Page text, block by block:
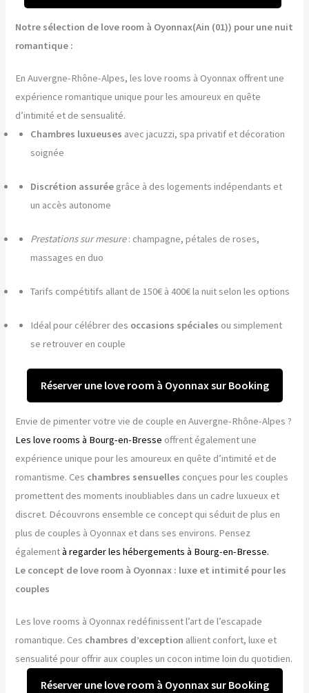
Notre sélection de love room à Oyonnax(Ain (01)) pour une nuit
romantique :
En Auvergne-Rhône-Alpes, les love rooms à Oyonnax offrent une
expérience romantique unique pour les amoureux en quête
d’intimité et de sensualité.
Chambres luxueuses avec jacuzzi, spa privatif et décoration
soignée
Discrétion assurée grâce à des logements indépendants et
un accès autonome
Prestations sur mesure: champagne, pétales de roses,
massages en duo
Tarifs compétitifs allant de 150€ à 400€ la nuit selon les options
Idéal pour célébrer des occasions spéciales ou simplement
se retrouver en couple
Réserver une love room à Oyonnax sur Booking
Envie de pimenter votre vie de couple en Auvergne-Rhône-Alpes ?
Les love rooms à Bourg-en-Bresse offrent également une
expérience unique pour les amoureux en quête d’intimité et de
romantisme. Ces chambres sensuelles conçues pour les couples
promettent des moments inoubliables dans un cadre luxueux et
discret. Découvrons ensemble ce concept qui séduit de plus en
plus de couples à Oyonnax et dans ses environs. Pensez
égalementà regarder les hébergements à Bourg-en-Bresse.
Le concept de love room à Oyonnax : luxe et intimité pour les
couples
Les love rooms à Oyonnax redéfinissent l’art de l’escapade
romantique. Ces chambres d’exception allient confort, luxe et
sensualité pour offrir aux couples un cocon intime loin du quotidien.
Réserver une love room à Oyonnax sur Booking